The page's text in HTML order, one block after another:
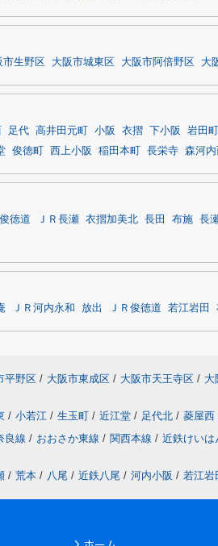
市生野区 大阪市城東区 大阪市阿倍野区 大
足代 高井田元町 小阪 衣摺 下小阪 岩田町
俊徳町 西上小阪 稲田本町 長栄寺 森河内
徳道 ＪＲ長瀬 衣摺加美北 長田 布施 長
ＪＲ河内永和 放出 ＪＲ俊徳道 若江岩田
平野区 / 大阪市東成区 / 大阪市天王寺区 / 大
/ 小若江 / 生玉町 / 近江堂 / 足代北 / 菱屋西
良線 / おおさか東線 / 関西本線 / 近鉄けいは
/ 荒本 / 八尾 / 近鉄八尾 / 河内小阪 / 若江岩